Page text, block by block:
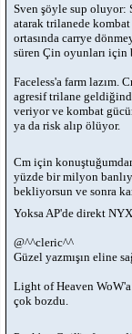
Sven şöyle sup oluyor:
atarak trilanede
ortasında carrye
süren Çin oyunları için
Faceless'a farm lazım.
agresif trilane
veriyor ve kombat
ya da risk alıp ölüyor.
Cm için
yüzde bir milyon
bekliyorsun ve sonra
Yoksa AP'de direkt
@^^cleric^^
Güzel yazmışın eline
Light of Heaven WoW'a
çok bozdu.